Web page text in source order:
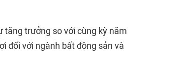
tăng trưởng so với cùng kỳ năm
đối với ngành bất động sản và